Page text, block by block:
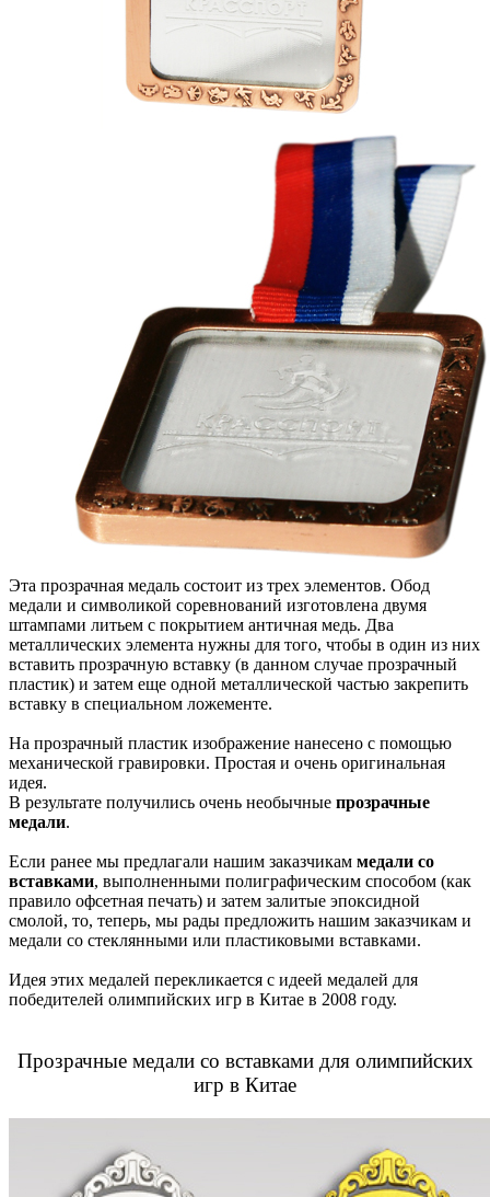
Эта прозрачная медаль состоит из трех элементов. Обод
медали и символикой соревнований изготовлена двумя
штампами литьем с покрытием античная медь. Два
металлических элемента нужны для того, чтобы в один из них
вставить прозрачную вставку (в данном случае прозрачный
пластик) и затем еще одной металлической частью закрепить
вставку в специальном ложементе.
На прозрачный пластик изображение нанесено с помощью
механической гравировки. Простая и очень оригинальная
идея.
В результате получились очень необычные прозрачные
медали.
Если ранее мы предлагали нашим заказчикам медали со
вставками, выполненными полиграфическим способом (как
правило офсетная печать) и затем залитые эпоксидной
смолой, то, теперь, мы рады предложить нашим заказчикам и
медали со стеклянными или пластиковыми вставками.
Идея этих медалей перекликается с идеей медалей для
победителей олимпийских игр в Китае в 2008 году.
Прозрачные медали со вставками для олимпийских
игр в Китае